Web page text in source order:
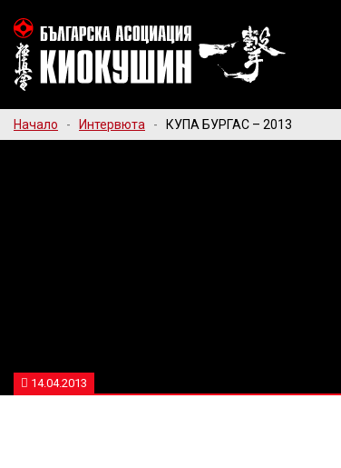
Начало - Интервюта - КУПА БУРГАС – 2013
14.04.2013